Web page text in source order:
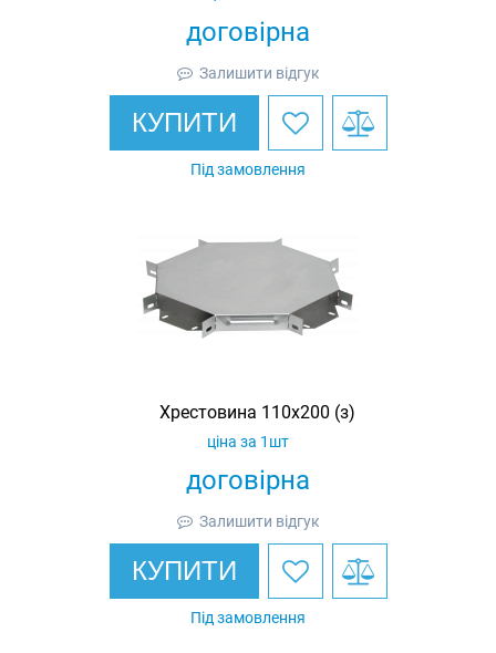
договірна
Залишити відгук
КУПИТИ
Під замовлення
Хрестовина 110х200 (з)
договірна
ціна за 1шт
Залишити відгук
КУПИТИ
Під замовлення